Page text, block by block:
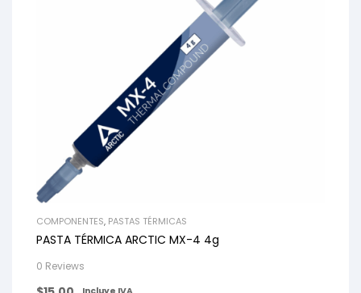
COMPONENTES, PASTAS TÉRMICAS
PASTA TÉRMICA ARCTIC MX-4 4g
0 Reviews